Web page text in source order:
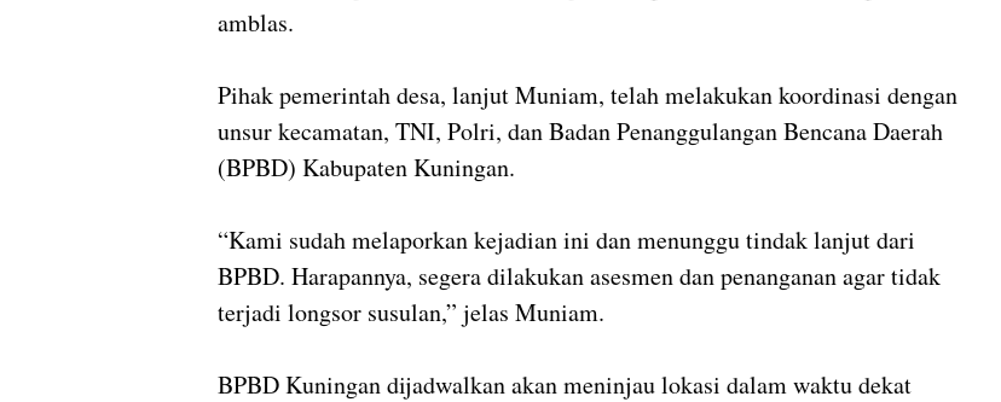
amblas.
Pihak pemerintah desa, lanjut Muniam, telah melakukan koordinasi dengan
unsur kecamatan, TNI, Polri, dan Badan Penanggulangan Bencana Daerah
(BPBD) Kabupaten Kuningan.
“Kami sudah melaporkan kejadian ini dan menunggu tindak lanjut dari
BPBD. Harapannya, segera dilakukan asesmen dan penanganan agar tidak
terjadi longsor susulan,” jelas Muniam.
BPBD Kuningan dijadwalkan akan meninjau lokasi dalam waktu dekat